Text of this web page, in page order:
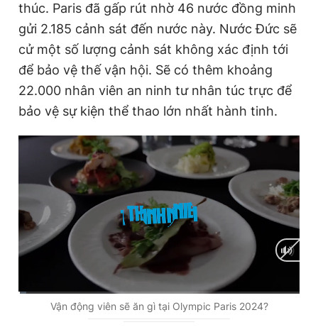
thúc. Paris đã gấp rút nhờ 46 nước đồng minh
gửi 2.185 cảnh sát đến nước này. Nước Đức sẽ
cử một số lượng cảnh sát không xác định tới
để bảo vệ thế vận hội. Sẽ có thêm khoảng
22.000 nhân viên an ninh tư nhân túc trực để
bảo vệ sự kiện thể thao lớn nhất hành tinh.
0:01 / D
1:52
Vận động viên sẽ ăn gì tại Olympic Paris 2024?